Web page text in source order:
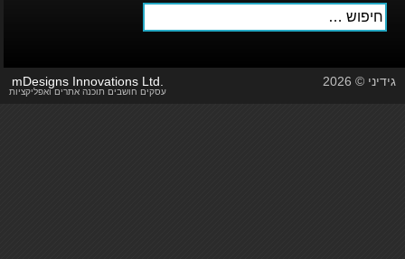
חיפוש:
גידיני © 2026 mDesigns Innovations Ltd.
עסקים חושבים תוכנה אתרים ואפליקציות